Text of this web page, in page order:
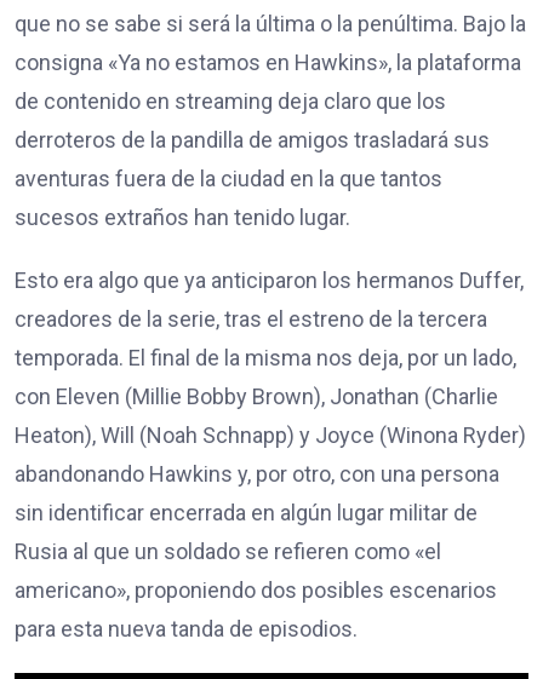
que no se sabe si será la última o la penúltima. Bajo la
consigna «Ya no estamos en Hawkins», la plataforma
de contenido en streaming deja claro que los
derroteros de la pandilla de amigos trasladará sus
aventuras fuera de la ciudad en la que tantos
sucesos extraños han tenido lugar.
Esto era algo que ya anticiparon los hermanos Duffer,
creadores de la serie, tras el estreno de la tercera
temporada. El final de la misma nos deja, por un lado,
con Eleven (Millie Bobby Brown), Jonathan (Charlie
Heaton), Will (Noah Schnapp) y Joyce (Winona Ryder)
abandonando Hawkins y, por otro, con una persona
sin identificar encerrada en algún lugar militar de
Rusia al que un soldado se refieren como «el
americano», proponiendo dos posibles escenarios
para esta nueva tanda de episodios.